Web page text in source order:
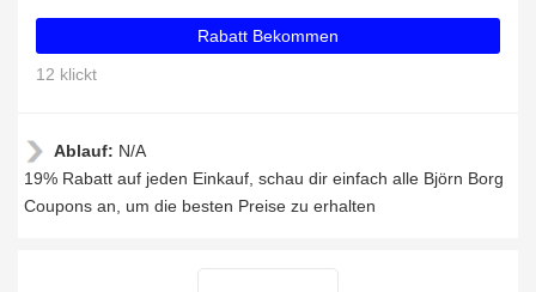
Rabatt Bekommen
12 klickt
Ablauf: N/A
19% Rabatt auf jeden Einkauf, schau dir einfach alle Björn Borg
Coupons an, um die besten Preise zu erhalten